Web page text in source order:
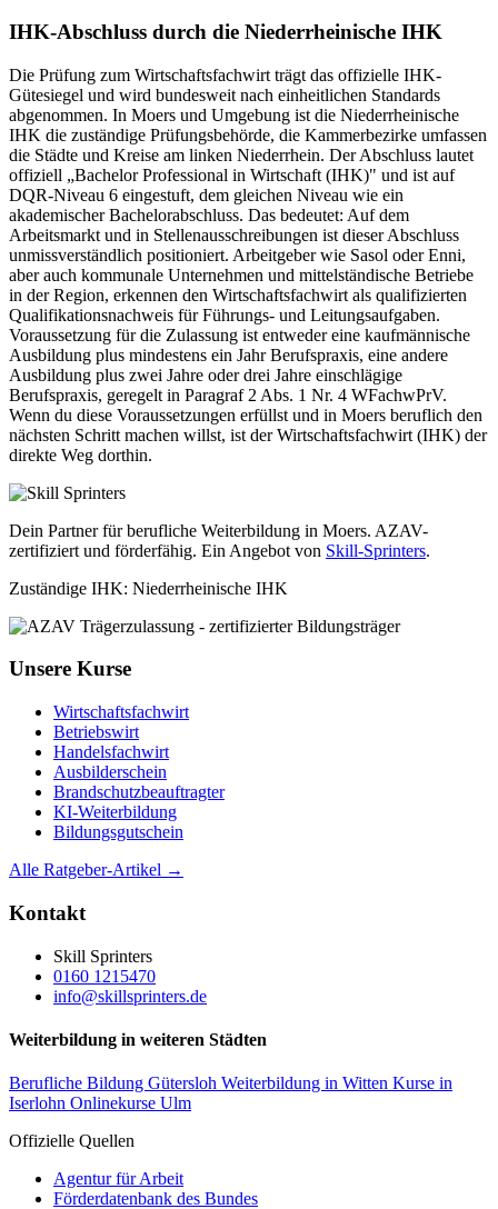
IHK-Abschluss durch die Niederrheinische IHK
Die Prüfung zum Wirtschaftsfachwirt trägt das offizielle IHK-
Gütesiegel und wird bundesweit nach einheitlichen Standards
abgenommen. In Moers und Umgebung ist die Niederrheinische
IHK die zuständige Prüfungsbehörde, die Kammerbezirke umfassen
die Städte und Kreise am linken Niederrhein. Der Abschluss lautet
offiziell „Bachelor Professional in Wirtschaft (IHK)" und ist auf
DQR-Niveau 6 eingestuft, dem gleichen Niveau wie ein
akademischer Bachelorabschluss. Das bedeutet: Auf dem
Arbeitsmarkt und in Stellenausschreibungen ist dieser Abschluss
unmissverständlich positioniert. Arbeitgeber wie Sasol oder Enni,
aber auch kommunale Unternehmen und mittelständische Betriebe
in der Region, erkennen den Wirtschaftsfachwirt als qualifizierten
Qualifikationsnachweis für Führungs- und Leitungsaufgaben.
Voraussetzung für die Zulassung ist entweder eine kaufmännische
Ausbildung plus mindestens ein Jahr Berufspraxis, eine andere
Ausbildung plus zwei Jahre oder drei Jahre einschlägige
Berufspraxis, geregelt in Paragraf 2 Abs. 1 Nr. 4 WFachwPrV.
Wenn du diese Voraussetzungen erfüllst und in Moers beruflich den
nächsten Schritt machen willst, ist der Wirtschaftsfachwirt (IHK) der
direkte Weg dorthin.
Dein Partner für berufliche Weiterbildung in Moers. AZAV-
zertifiziert und förderfähig. Ein Angebot von Skill-Sprinters.
Zuständige IHK: Niederrheinische IHK
Unsere Kurse
Wirtschaftsfachwirt
Betriebswirt
Handelsfachwirt
Ausbilderschein
Brandschutzbeauftragter
KI-Weiterbildung
Bildungsgutschein
Alle Ratgeber-Artikel →
Kontakt
Skill Sprinters
0160 1215470
info@skillsprinters.de
Weiterbildung in weiteren Städten
Berufliche Bildung Gütersloh Weiterbildung in Witten Kurse in
Iserlohn Onlinekurse Ulm
Offizielle Quellen
Agentur für Arbeit
Förderdatenbank des Bundes